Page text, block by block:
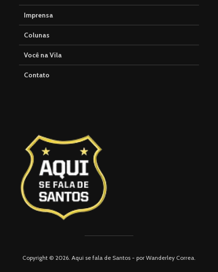
Imprensa
Colunas
Você na Vila
Contato
Copyright © 2026. Aqui se fala de Santos - por Wanderley Correa.